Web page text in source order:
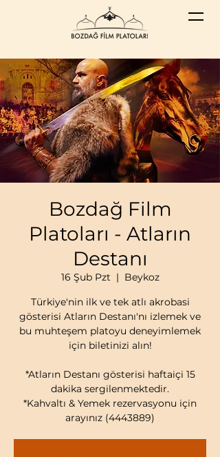
Bozdağ Film
Platoları - Atların
Destanı
16 Şub Pzt
  |
Beykoz
Türkiye'nin ilk ve tek atlı akrobasi
gösterisi Atların Destanı'nı izlemek ve
bu muhteşem platoyu deneyimlemek
için biletinizi alın!
*Atların Destanı gösterisi haftaiçi 15
dakika sergilenmektedir.
*Kahvaltı & Yemek rezervasyonu için
arayınız (4443889)